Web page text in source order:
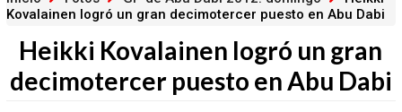
Kovalainen logró un gran decimotercer puesto en Abu Dabi
Heikki Kovalainen logró un gran
decimotercer puesto en Abu Dabi